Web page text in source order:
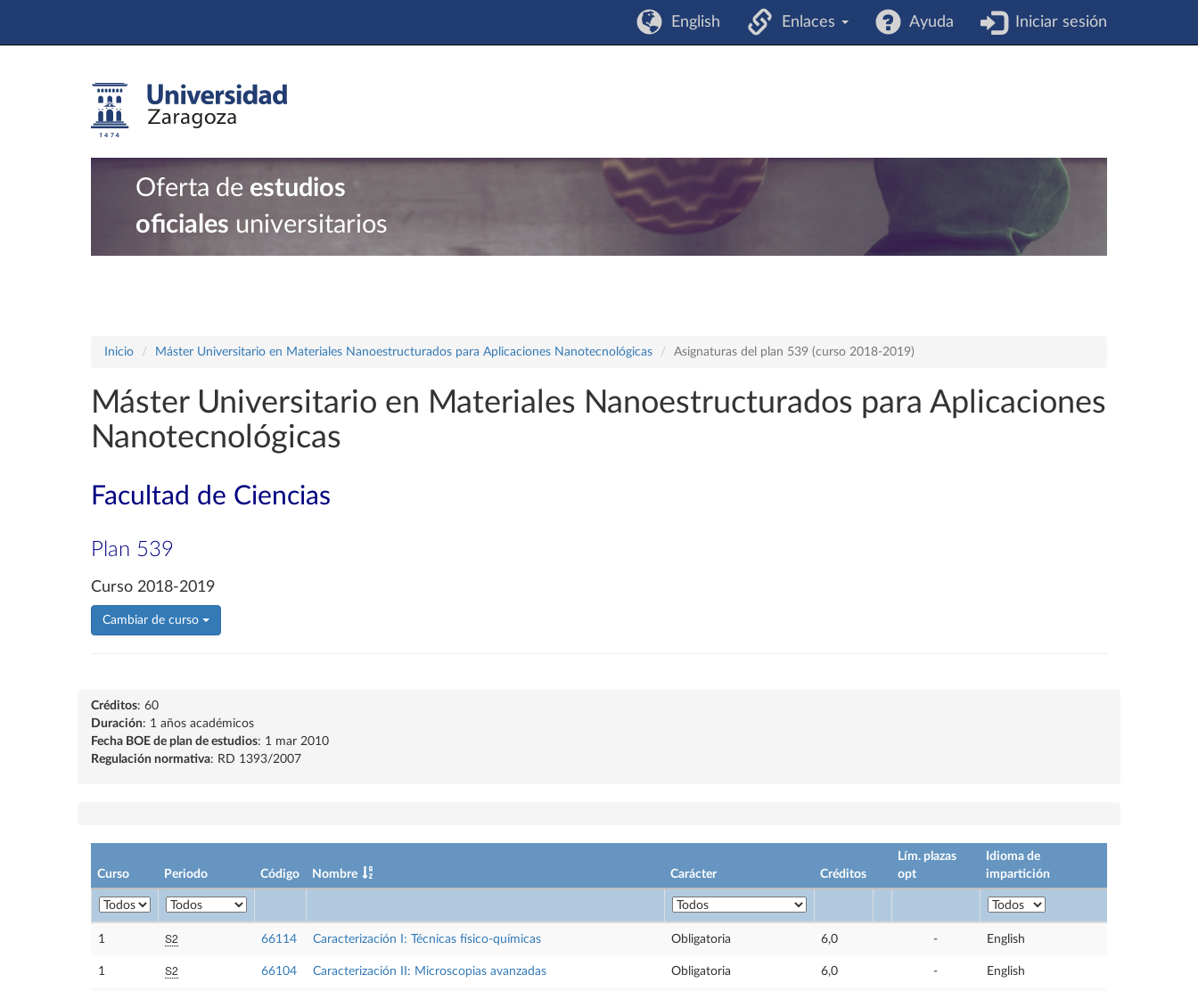
English Enlaces Ayuda Iniciar sesión
Oferta de estudios
oficiales universitarios
Inicio Máster Universitario en Materiales Nanoestructurados para Aplicaciones Nanotecnológicas Asignaturas del plan 539 (curso 2018-2019)
Máster Universitario en Materiales Nanoestructurados para Aplicaciones
Nanotecnológicas
Facultad de Ciencias
Plan 539
Curso 2018-2019
Cambiar de curso
Créditos: 60
Duración: 1 años académicos
Fecha BOE de plan de estudios: 1 mar 2010
Regulación normativa: RD 1393/2007
Curso Periodo Código Nombre Carácter Créditos
Lím. plazas
opt
Idioma de
impartición
1 S2 66114 Caracterización I: Técnicas físico-químicas Obligatoria 6,0 - English
1 S2 66104 Caracterización II: Microscopias avanzadas Obligatoria 6,0 - English